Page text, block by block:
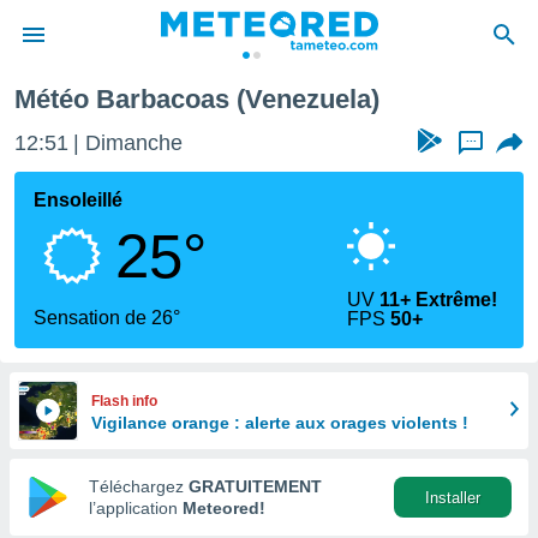
de
Météo Barbacoas (Venezuela)
12:51 Dimanche ...
Ensoleillé
25°
Sensation de 26°
UV 11+ Extrême!
FPS50+
Flash info
Vigilance orange : alerte aux orages violents !
Téléchargez GRATUITEMENT
l’application Meteored!
Installer